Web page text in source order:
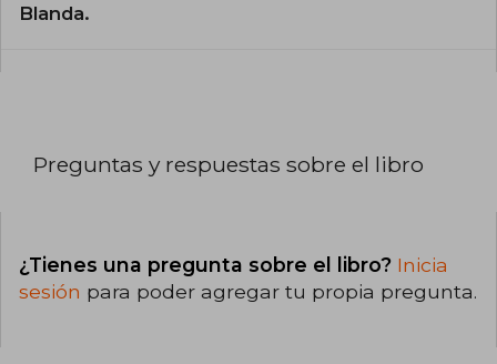
Blanda.
Preguntas y respuestas sobre el libro
¿Tienes una pregunta sobre el libro? Inicia
sesión para poder agregar tu propia pregunta.